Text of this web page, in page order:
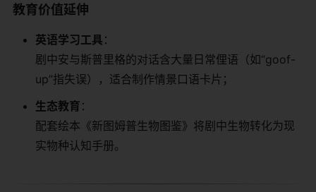
​教育价值延伸​
​英语学习工具​ ​：
剧中安与斯普里格的对话含大量日常俚语（如“goof-
up”指失误），适合制作情景口语卡片；
​生态教育​ ​：
配套绘本《新图姆普生物图鉴》将剧中生物转化为现
实物种认知手册。